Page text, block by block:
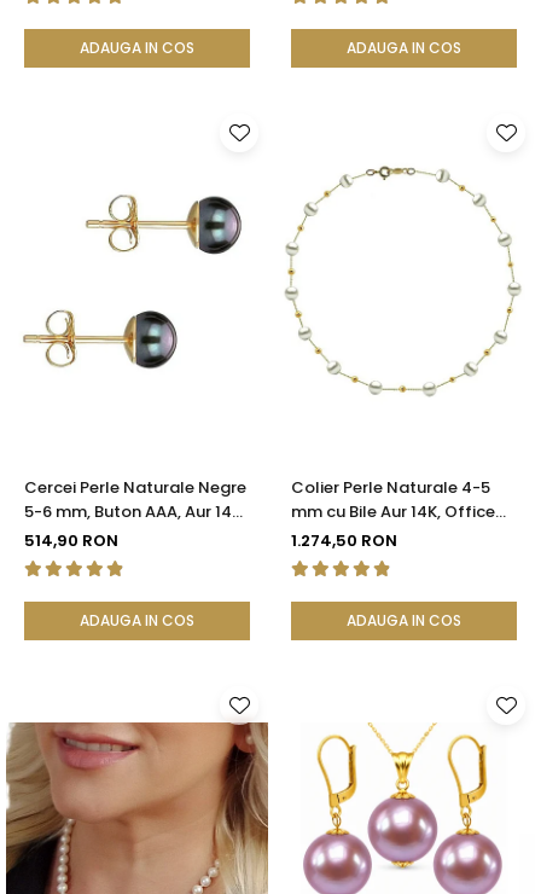
ADAUGA IN COS ADAUGA IN COS
Cercei Perle Naturale Negre
5-6 mm, Buton AAA, Aur 14K
(aur 585), Tip Șurub |
KASKADDA®
514,90 RON
ADAUGA IN COS
Colier Perle Naturale 4-5
mm cu Bile Aur 14K, Office
Elegant | KASKADDA®
1.274,50 RON
ADAUGA IN COS